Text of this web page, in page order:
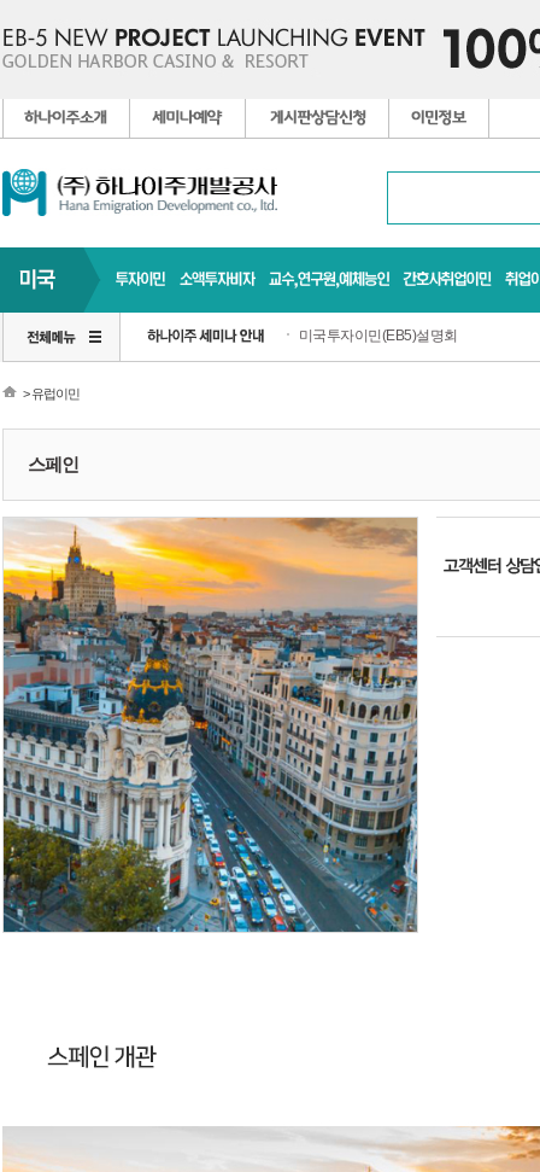
미국투자이민(EB5)설명회
> 유럽이민
스페인